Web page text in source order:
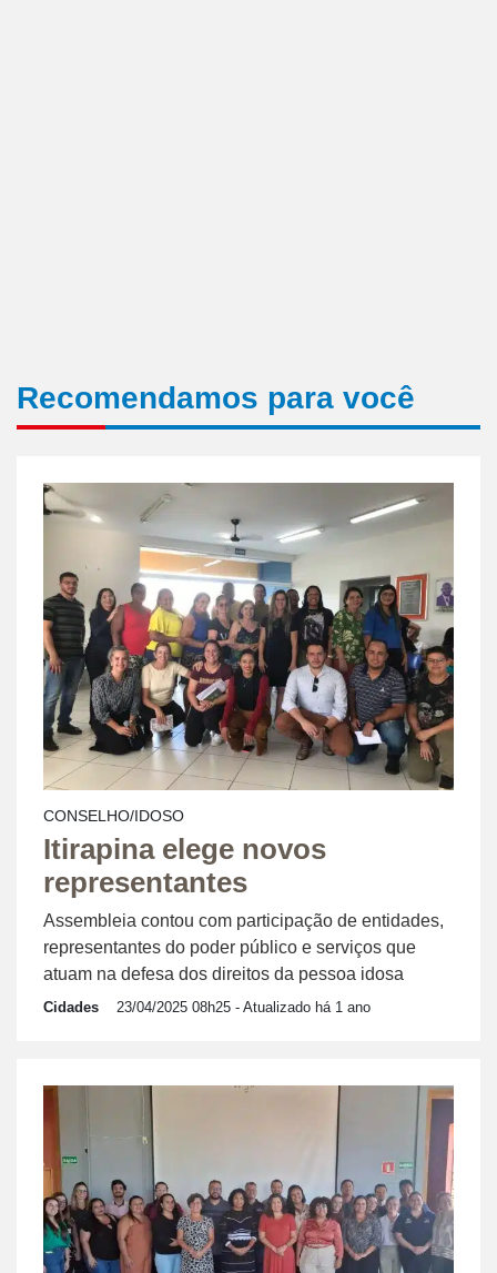
Recomendamos para você
CONSELHO/IDOSO
Itirapina elege novos
representantes
Assembleia contou com participação de entidades,
representantes do poder público e serviços que
atuam na defesa dos direitos da pessoa idosa
Cidades 23/04/2025 08h25 - Atualizado há 1 ano